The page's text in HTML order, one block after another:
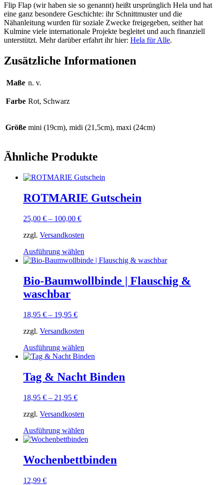
Flip Flap (wir haben sie so genannt) heißt ursprünglich Hela und hat
eine ganz besondere Geschichte: ihr Schnittmuster und die
Nähanleitung wurden für soziale Zwecke freigegeben, seither hat
Kulmine viele internationale Projekte begleitet und auch finanziell
unterstützt. Mehr darüber erfahrt ihr hier: Hela für Alle.
Zusätzliche Informationen
Maße n. v.
Farbe Rot, Schwarz
Größe mini (19cm), midi (21,5cm), maxi (24cm)
Ähnliche Produkte
ROTMARIE Gutschein
25,00 € – 100,00 €
zzgl. Versandkosten
Ausführung wählen
Produkt
mehrere
Varianten
gewählt
Bio-Baumwollbinde | Flauschig &
waschbar
18,95 € – 19,95 €
zzgl. Versandkosten
Ausführung wählen
Produkt
mehrere
Varianten
können
der
Produktseite
werden
Tag & Nacht Binden
18,95 € – 21,95 €
zzgl. Versandkosten
Ausführung wählen
Produkt
mehrere
Varianten
Wochenbettbinden
12,99 €